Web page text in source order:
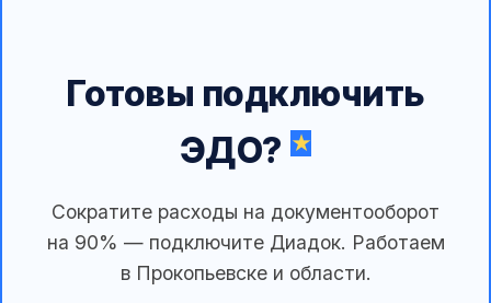
Готовы подключить
ЭДО?
Сократите расходы на документооборот
на 90% — подключите Диадок. Работаем
в Прокопьевске и области.